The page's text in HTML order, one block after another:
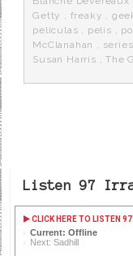
Getty , freaky ,
películas , pelis ,
McClanahan , series
Susan Harris ,The
Listen 97
CLICK HERE TO LISTEN
Current: Offline
Next: Sadhill